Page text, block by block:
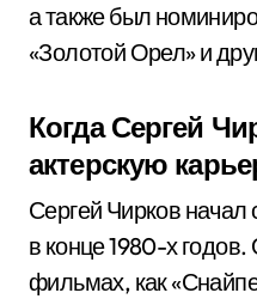
а также был
«Золотой Орел» и
Когда Сергей
актерскую
Сергей Чирков начал
в конце 1980-х
фильмах, как